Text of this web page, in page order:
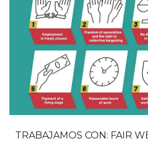
TRABAJAMOS CON: FAIR